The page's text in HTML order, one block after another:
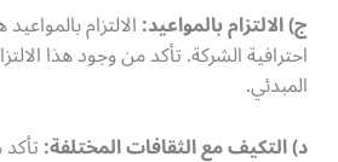
ج) الالتزام بالمواعيد:الالتزام
احترافية الشركة. تأكد من وجود هذا
المبدئي.
د) التكيف مع الثقافات المختلفة: